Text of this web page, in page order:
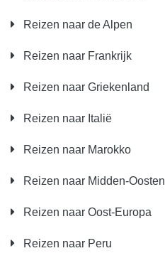
Reizen naar de Alpen
Reizen naar Frankrijk
Reizen naar Griekenland
Reizen naar Italië
Reizen naar Marokko
Reizen naar Midden-Oosten
Reizen naar Oost-Europa
Reizen naar Peru